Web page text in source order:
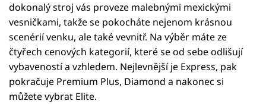
dokonalý stroj vás proveze malebnými mexickými
vesničkami, takže se pokocháte nejenom krásnou
scenérií venku, ale také vevnitř. Na výběr máte ze
čtyřech cenových kategorií, které se od sebe odlišují
vybaveností a vzhledem. Nejlevnější je Express, pak
pokračuje Premium Plus, Diamond a nakonec si
můžete vybrat Elite.